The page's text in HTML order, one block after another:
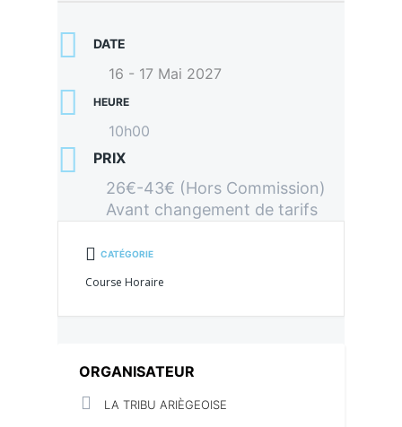
DATE
16 - 17 Mai 2027
HEURE
10h00
PRIX
26€-43€ (Hors Commission)
Avant changement de tarifs
CATÉGORIE
Course Horaire
ORGANISATEUR
LA TRIBU ARIÈGEOISE